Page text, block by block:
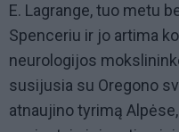
E. Lagrange, tuo metu
Spenceriu ir jo artima
neurologijos
susijusia su Oregono
atnaujino tyrimą